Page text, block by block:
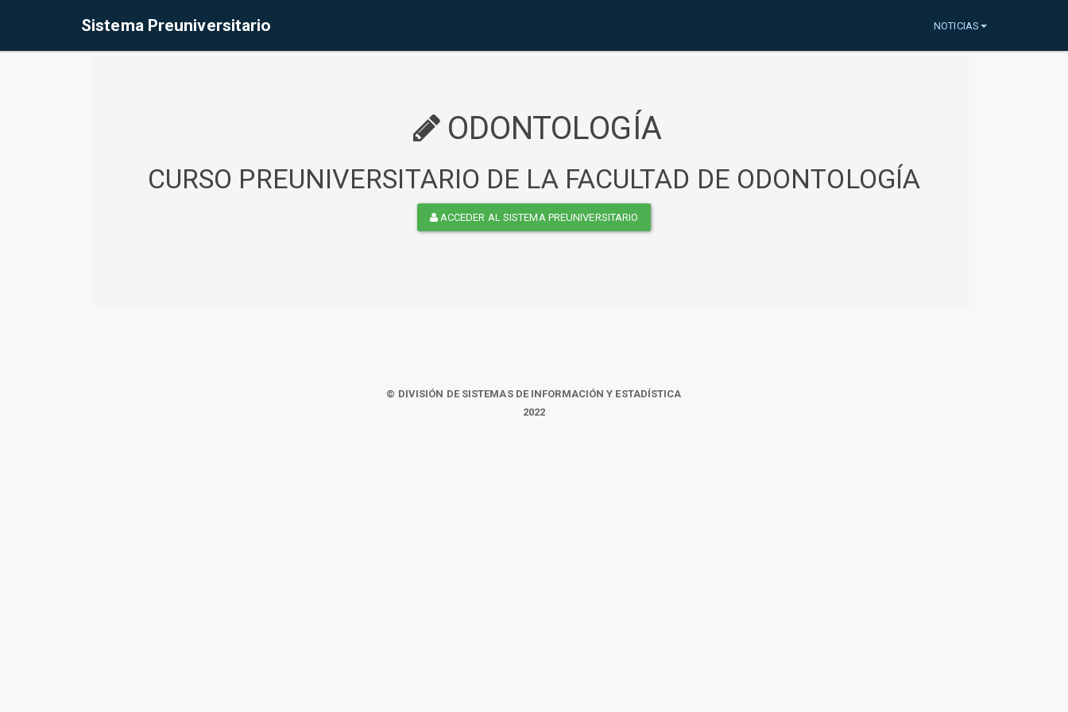
Sistema Preuniversitario NOTICIAS
ODONTOLOGÍA
CURSO PREUNIVERSITARIO DE LA FACULTAD DE ODONTOLOGÍA
ACCEDER AL SISTEMA PREUNIVERSITARIO
© DIVISIÓN DE SISTEMAS DE INFORMACIÓN Y ESTADÍSTICA
2022